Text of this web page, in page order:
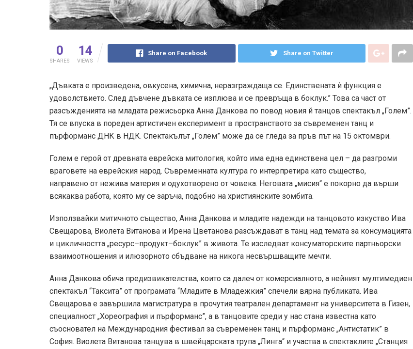
0
SHARES
14
VIEWS
Share on Facebook Share on Twitter
„Дъвката е произведена, овкусена, химична, неразграждаща се. Единствената ѝ функция е
удоволствието. След дъвчене дъвката се изплюва и се превръща в боклук.” Това са част от
разсъжденията на младата режисьорка Анна Данкова по повод новия й танцов спектакъл „Голем”.
Тя се впуска в пореден артистичен експеримент в пространството за съвременен танц и
пърформанс ДНК в НДК. Спектакълът „Голем” може да се гледа за пръв път на 15 октомври.
Голем е герой от древната еврейска митология, който има една единствена цел – да разгроми
враговете на еврейския народ. Съвременната култура го интерпретира като същество,
направено от нежива материя и одухотворено от човека. Неговата „мисия“ е покорно да върши
всякаква работа, която му се заръча, подобно на християнските зомбита.
Използвайки митичното същество, Анна Данкова и младите надежди на танцовото изкуство Ива
Свещарова, Виолета Витанова и Ирена Цветанова разсъждават в танц над темата за консумацията
и цикличността „ресурс–продукт–боклук” в живота. Те изследват консуматорските партньорски
взаимоотношения и илюзорното сбъдване на никога несвършващите мечти.
Анна Данкова обича предизвикателства, които са далеч от комерсиалното, а нейният мултимедиен
спектакъл “Таксита” от програмата “Младите в Младежкия” спечели вярна публиката. Ива
Свещарова е завършила магистратура в прочутия театрален департамент на университета в Гизен,
специалност „Хореография и пърформанс”, а в танцовите среди у нас стана известна като
съосновател на Международния фестивал за съвременен танц и пърформанс „Антистатик” в
София. Виолета Витанова танцува в швейцарската трупа „Линга“ и участва в спектаклите „Станция